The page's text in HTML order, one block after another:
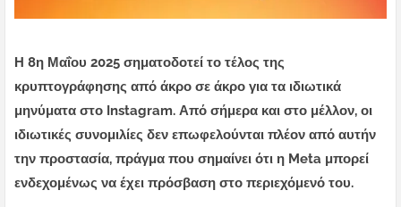
Η 8η Μαΐου 2025 σηματοδοτεί το τέλος της
κρυπτογράφησης από άκρο σε άκρο για τα ιδιωτικά
μηνύματα στο Instagram. Από σήμερα και στο μέλλον, οι
ιδιωτικές συνομιλίες δεν επωφελούνται πλέον από αυτήν
την προστασία, πράγμα που σημαίνει ότι η Meta μπορεί
ενδεχομένως να έχει πρόσβαση στο περιεχόμενό του.